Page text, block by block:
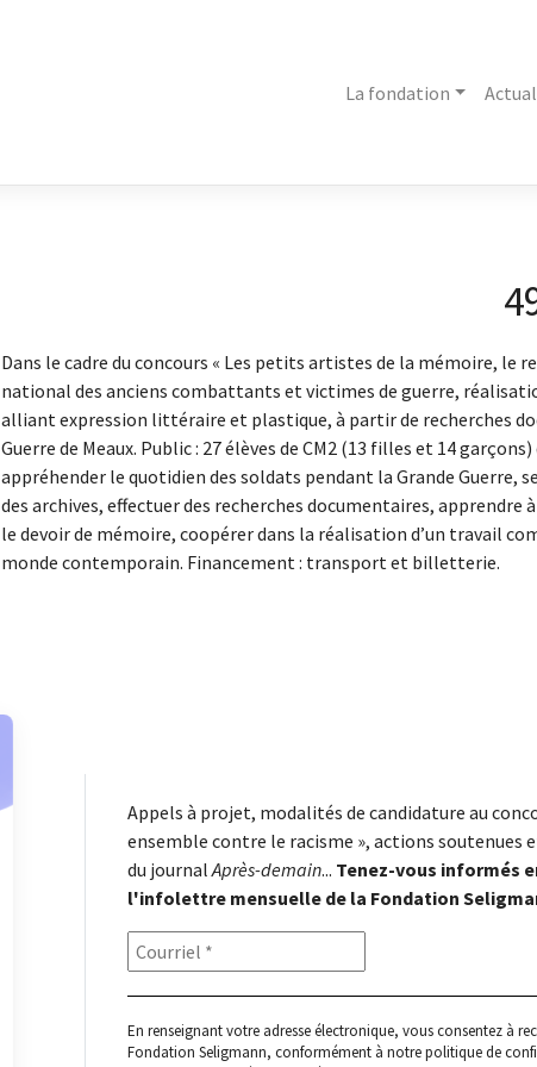
La fondation
Dans le cadre du concours « Les petits artistes de la mémoire, le
national des anciens combattants et victimes de guerre,
alliant expression littéraire et plastique, à partir de recherches
Guerre de Meaux. Public : 27 élèves de CM2 (13 filles et 14
appréhender le quotidien des soldats pendant la Grande
des archives, effectuer des recherches documentaires,
le devoir de mémoire, coopérer dans la réalisation d’un travail
monde contemporain. Financement : transport et billetterie.
Appels à projet, modalités de candidature au
ensemble contre le racisme », actions soutenues
du journalAprès-demain... Tenez-vous informés
l'infolettre mensuelle de la Fondation
En renseignant votre adresse électronique, vous consentez à
Fondation Seligmann, conformément à notrepolitique de